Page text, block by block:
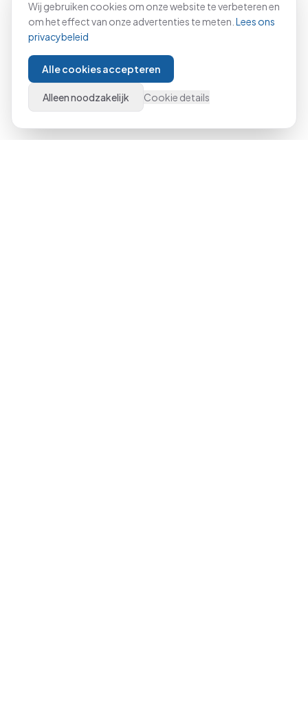
Wij gebruiken cookies om onze website te verbeteren en
om het effect van onze advertenties te meten. Lees ons
privacybeleid
Alle cookies accepteren
Alleen noodzakelijk Cookie details